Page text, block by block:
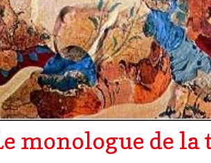
monologue de